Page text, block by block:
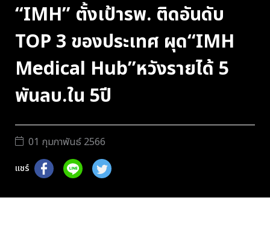
“IMH” ตั้งเป้ารพ. ติดอันดับ
TOP 3 ของประเทศ ผุด“IMH
Medical Hub”หวังรายได้ 5
พันลบ.ใน 5ปี
01 กุมภาพันธ์ 2566
แชร์